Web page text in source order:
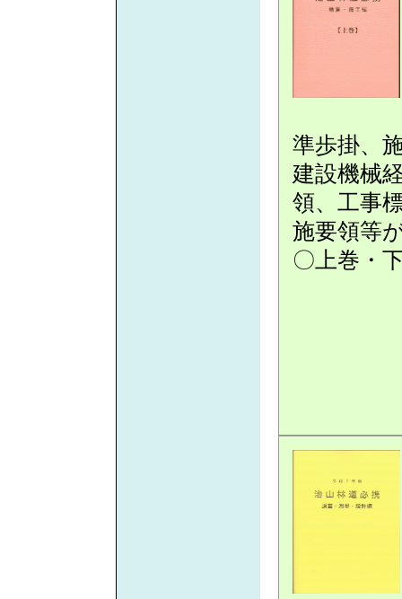
準歩掛、
建設機械
領、工事
施要領等
〇上巻・